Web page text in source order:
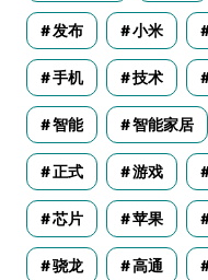
发布 小米
手机 技术
智能 智能家居
正式 游戏
芯片 苹果
骁龙 高通